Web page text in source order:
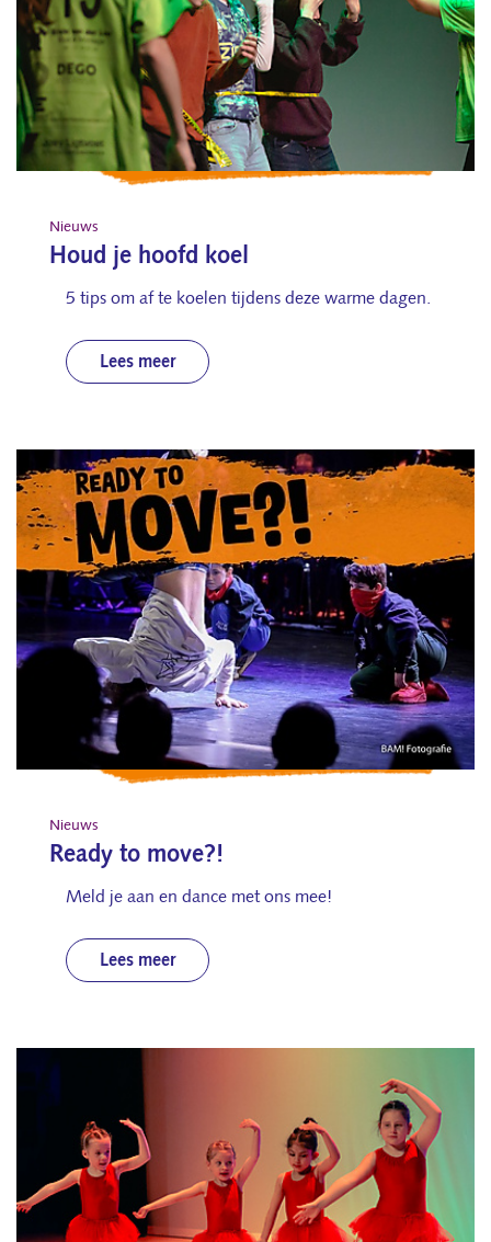
Nieuws
Houd je hoofd koel
5 tips om af te koelen tijdens deze warme dagen.
Lees meer
Nieuws
Ready to move?!
Meld je aan en dance met ons mee!
Lees meer